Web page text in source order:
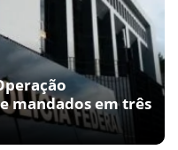
mandados em três